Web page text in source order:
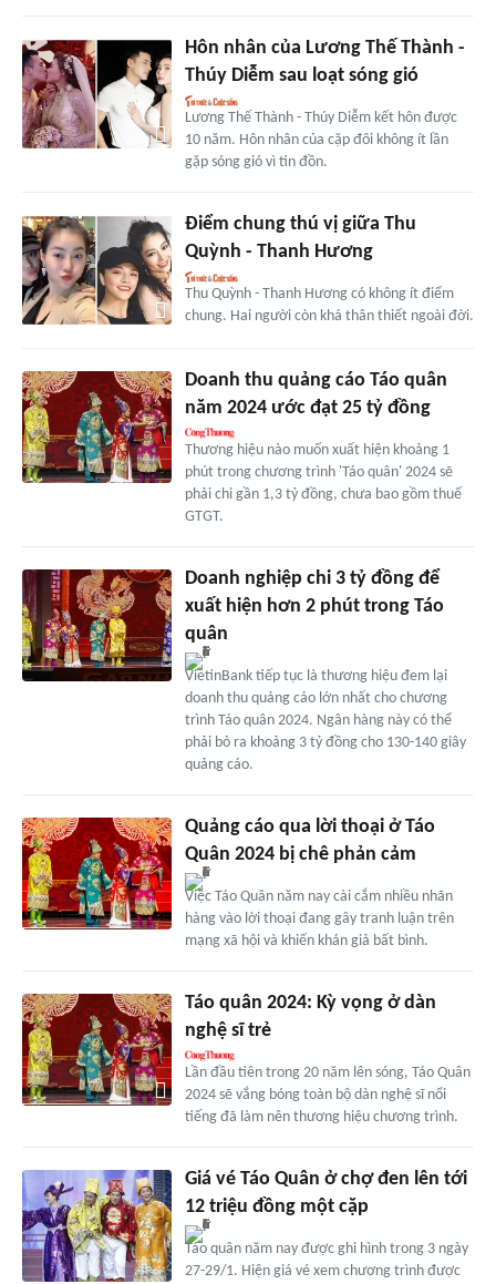
Hôn nhân của Lương Thế Thành -
Thúy Diễm sau loạt sóng gió
Lương Thế Thành - Thúy Diễm kết hôn được
10 năm. Hôn nhân của cặp đôi không ít lần
gặp sóng gió vì tin đồn.
Điểm chung thú vị giữa Thu
Quỳnh - Thanh Hương
Thu Quỳnh - Thanh Hương có không ít điểm
chung. Hai người còn khá thân thiết ngoài đời.
Doanh thu quảng cáo Táo quân
năm 2024 ước đạt 25 tỷ đồng
Thương hiệu nào muốn xuất hiện khoảng 1
phút trong chương trình 'Táo quân' 2024 sẽ
phải chi gần 1,3 tỷ đồng, chưa bao gồm thuế
GTGT.
Doanh nghiệp chi 3 tỷ đồng để
xuất hiện hơn 2 phút trong Táo
quân
VietinBank tiếp tục là thương hiệu đem lại
doanh thu quảng cáo lớn nhất cho chương
trình Táo quân 2024. Ngân hàng này có thể
phải bỏ ra khoảng 3 tỷ đồng cho 130-140 giây
quảng cáo.
Quảng cáo qua lời thoại ở Táo
Quân 2024 bị chê phản cảm
Việc Táo Quân năm nay cài cắm nhiều nhãn
hàng vào lời thoại đang gây tranh luận trên
mạng xã hội và khiến khán giả bất bình.
Táo quân 2024: Kỳ vọng ở dàn
nghệ sĩ trẻ
Lần đầu tiên trong 20 năm lên sóng, Táo Quân
2024 sẽ vắng bóng toàn bộ dàn nghệ sĩ nổi
tiếng đã làm nên thương hiệu chương trình.
Giá vé Táo Quân ở chợ đen lên tới
12 triệu đồng một cặp
Táo quân năm nay được ghi hình trong 3 ngày
27-29/1. Hiện giá vé xem chương trình được